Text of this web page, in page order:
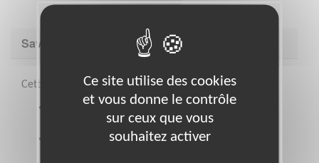
Savoir être & compétences
Cette mission est faite pour toi si :
Tu adhères aux valeurs des Restos du Cœur
(solidarité, neutralité et bienveillance)
Tu aimes travailler en équipe et possède une
Ce site utilise des cookies
et vous donne le contrôle
sur ceux que vous
souhaitez activer